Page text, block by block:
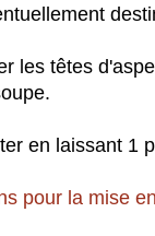
les têtes
en laissant 1
pour la mise